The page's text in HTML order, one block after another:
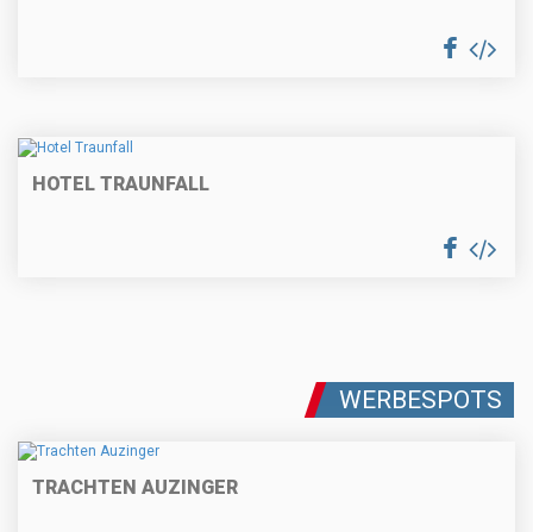
HOTEL TRAUNFALL
WERBESPOTS
TRACHTEN AUZINGER